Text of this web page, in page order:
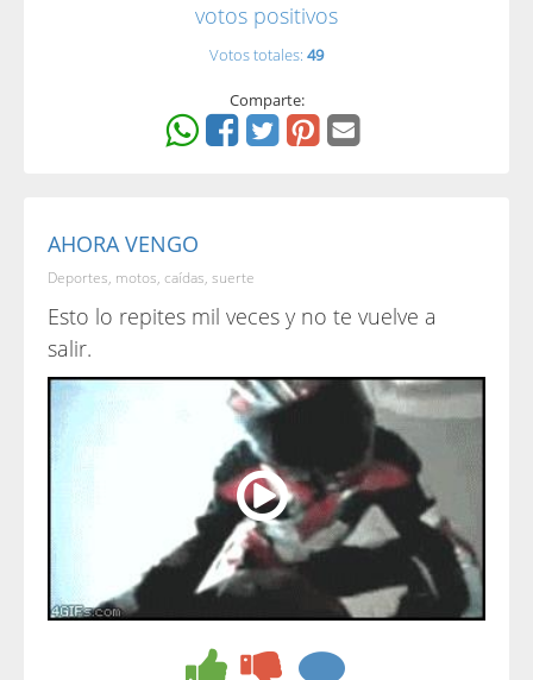
votos positivos
Votos totales: 49
Comparte:
AHORA VENGO
Deportes, motos, caídas, suerte
Esto lo repites mil veces y no te vuelve a
salir.